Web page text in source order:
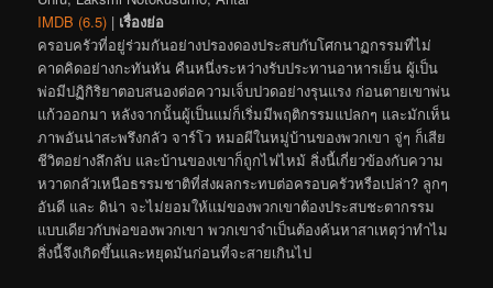
IMDB (6.5) | เรื่องย่อ
ครอบครัวที่อยู่ร่วมกันอย่างปรองดองประสบกับโศกนาฏกรรมที่ไม่
คาดคิดอย่างกะทันหัน คืนหนึ่งระหว่างรับประทานอาหารเย็น ผู้เป็น
พ่อมีปฏิกิริยาตอบสนองต่อความเจ็บปวดอย่างรุนแรง ก่อนตายเขาพ่น
แก้วออกมา หลังจากนั้นผู้เป็นแม่ก็เริ่มมีพฤติกรรมแปลกๆ และมักเห็น
ภาพอันน่าสะพรึงกลัว จาร์โว หมอผีในหมู่บ้านของพวกเขา จู่ๆ ก็เสีย
ชีวิตอย่างลึกลับ และบ้านของเขาก็ถูกไฟไหม้ สิ่งนี้เกี่ยวข้องกับความ
หวาดกลัวเหนือธรรมชาติที่ส่งผลกระทบต่อครอบครัวหรือเปล่า? ลูกๆ
อันดี และ ดิน่า จะไม่ยอมให้แม่ของพวกเขาต้องประสบชะตากรรม
แบบเดียวกับพ่อของพวกเขา พวกเขาจำเป็นต้องค้นหาสาเหตุว่าทำไม
สิ่งนี้จึงเกิดขึ้นและหยุดมันก่อนที่จะสายเกินไป